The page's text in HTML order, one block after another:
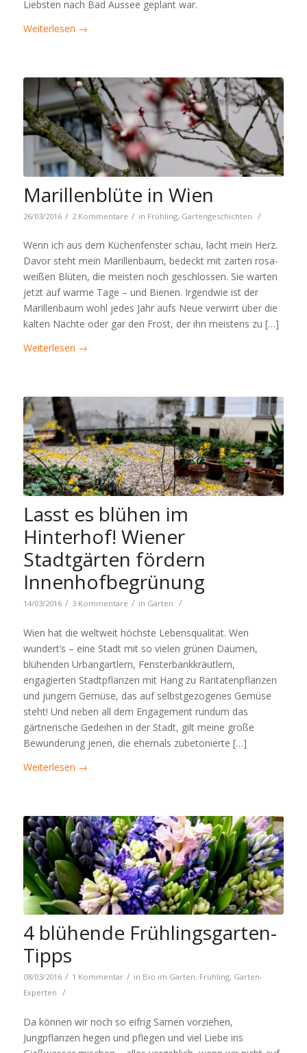
Liebsten nach Bad Aussee geplant war.
Weiterlesen →
Marillenblüte in Wien
26/03/2016 / 2 Kommentare / in Frühling, Gartengeschichten /
Wenn ich aus dem Küchenfenster schau, lacht mein Herz.
Davor steht mein Marillenbaum, bedeckt mit zarten rosa-
weißen Blüten, die meisten noch geschlossen. Sie warten
jetzt auf warme Tage – und Bienen. Irgendwie ist der
Marillenbaum wohl jedes Jahr aufs Neue verwirrt über die
kalten Nächte oder gar den Frost, der ihn meistens zu […]
Weiterlesen →
Lasst es blühen im
Hinterhof! Wiener
Stadtgärten fördern
Innenhofbegrünung
14/03/2016 / 3 Kommentare / in Gärten /
Wien hat die weltweit höchste Lebensqualität. Wen
wundert’s – eine Stadt mit so vielen grünen Daumen,
blühenden Urbangartlern, Fensterbankkräutlern,
engagierten Stadtpflanzen mit Hang zu Raritätenpflanzen
und jungem Gemüse, das auf selbstgezogenes Gemüse
steht! Und neben all dem Engagement rundum das
gärtnerische Gedeihen in der Stadt, gilt meine große
Bewunderung jenen, die ehemals zubetonierte […]
Weiterlesen →
4 blühende Frühlingsgarten-
Tipps
08/03/2016 / 1 Kommentar / in Bio im Garten, Frühling, Garten-
Experten /
Da können wir noch so eifrig Samen vorziehen,
Jungpflanzen hegen und pflegen und viel Liebe ins